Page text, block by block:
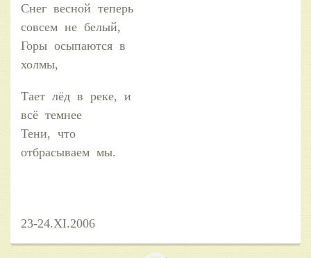
Снег весной теперь
совсем не белый,
Горы осыпаются в
холмы,
Тает лёд в реке, и
всё темнее
Тени, что
отбрасываем мы.
23-24.XI.2006